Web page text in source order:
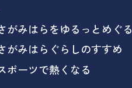
がみはらをゆるっとめぐる
がみはらぐらしのすすめ
ポーツで熱くなる